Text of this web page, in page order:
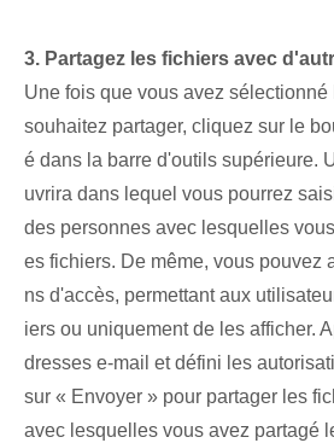
3. ⁤Partagez les fichiers avec⁣
Une fois que vous avez
souhaitez⁤ partager, cliquez sur le
é dans la barre d'outils supérieure⁢.
uvrira dans lequel vous pourrez
des personnes avec lesquelles
es fichiers. De même, vous pouvez
ns d'accès, permettant aux
iers ou uniquement de les afficher.
dresses e-mail et défini les
sur « Envoyer » pour partager les
avec lesquelles vous avez partagé